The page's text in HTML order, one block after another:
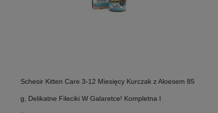
Schesir Kitten Care 3-12 Miesięcy Kurczak z Aloesem 85
g, Delikatne Fileciki W Galaretce! Kompletna I